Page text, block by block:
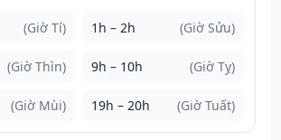
(Giờ Tí) 1h – 2h (Giờ Sửu)
(Giờ Thìn) 9h – 10h (Giờ Tỵ)
(Giờ Mùi) 19h – 20h (Giờ Tuất)